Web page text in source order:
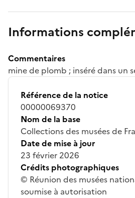
Informations
Commentaires
mine de plomb ; inséré dans un
Référence de la notice
00000069370
Nom de la base
Collections des musées de
Date de mise à jour
23 février 2026
Crédits photographiques
© Réunion des musées
soumise à autorisation